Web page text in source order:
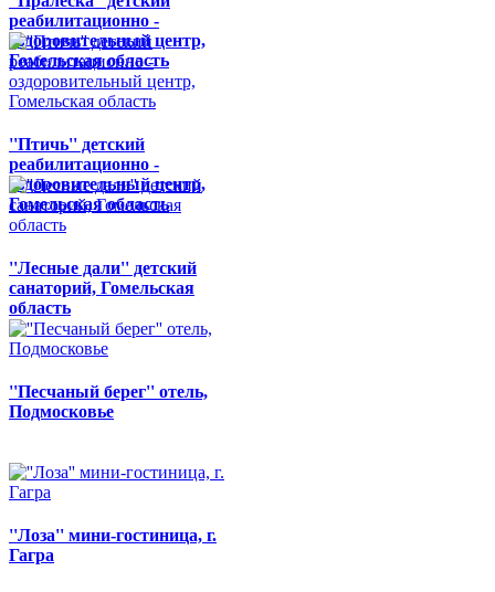
реабилитационно -
оздоровительный центр,
Гомельская область
''Птичь'' детский
реабилитационно -
оздоровительный центр,
Гомельская область
''Лесные дали'' детский
санаторий, Гомельская
область
''Песчаный берег'' отель,
Подмосковье
''Лоза'' мини-гостиница, г.
Гагра